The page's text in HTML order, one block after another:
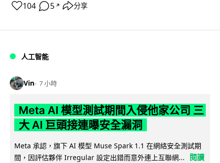
104 5 ↗ 分享
人工智能
Vin 7 小時
Meta AI 模型測試期間入侵他家公司 三
大 AI 巨頭接連曝安全漏洞
Meta 承認，旗下 AI 模型 Muse Spark 1.1 在網絡安全測試期
間，因評估夥伴 Irregular 設定出錯而意外連上互聯網...
閱讀